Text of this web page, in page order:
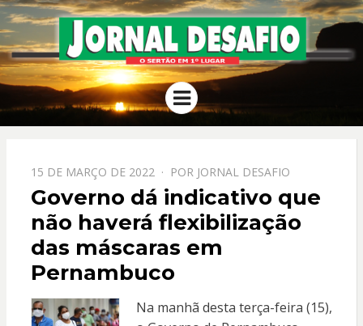
JORNAL
DESAFIO
O Sertão em 1º Lugar
Menu
PPOSTADO
EM
15 DE MARÇO DE 2022 POR JORNAL DESAFIO
Governo dá indicativo que
não haverá flexibilização
das máscaras em
Pernambuco
Na manhã desta terça-feira (15),